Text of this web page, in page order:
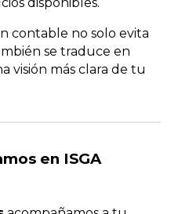
contable no solo evita
se traduce en
visión más clara de tu
en ISGA